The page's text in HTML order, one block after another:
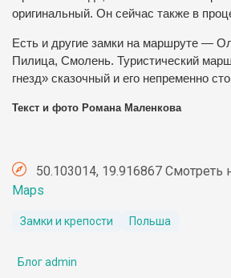
оригинальный. Он сейчас также в
Есть и другие замки на маршруте —
Пилица, Смолень. Туристический
гнезд» сказочный и его непременно
Текст и фото Романа Маленкова
50.103014, 19.916867 Смотреть
Maps
Замки и крепости Польша
Блог admin